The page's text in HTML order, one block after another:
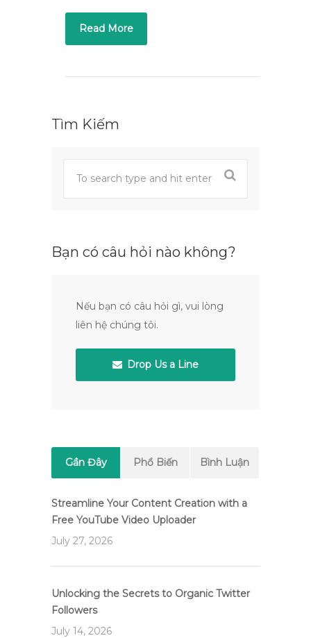
Read More
Tìm Kiếm
Bạn có câu hỏi nào không?
Nếu bạn có câu hỏi gì, vui lòng
liên hệ chúng tôi.
Drop Us a Line
Gần Đây Phổ Biến Bình Luận
Streamline Your Content Creation with a
Free YouTube Video Uploader
July 27, 2026
Unlocking the Secrets to Organic Twitter
Followers
July 14, 2026